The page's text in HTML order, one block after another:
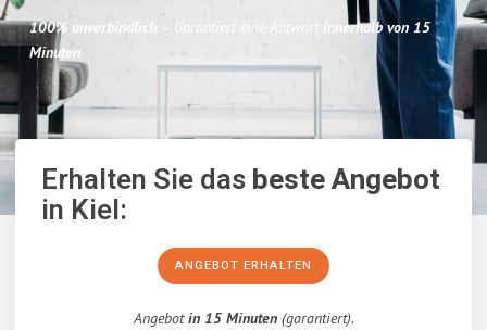
100% unverbindlich – Garantiert eine Antwort
innerhalb von 15
Minuten.
Erhalten Sie dasbeste Angebot
in Kiel:
ANGEBOT ERHALTEN
Angebotin 15 Minuten(garantiert).